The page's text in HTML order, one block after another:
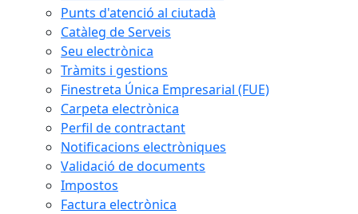
Punts d'atenció al ciutadà
Catàleg de Serveis
Seu electrònica
Tràmits i gestions
Finestreta Única Empresarial (FUE)
Carpeta electrònica
Perfil de contractant
Notificacions electròniques
Validació de documents
Impostos
Factura electrònica